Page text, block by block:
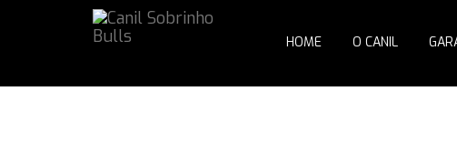
HOME O CANIL